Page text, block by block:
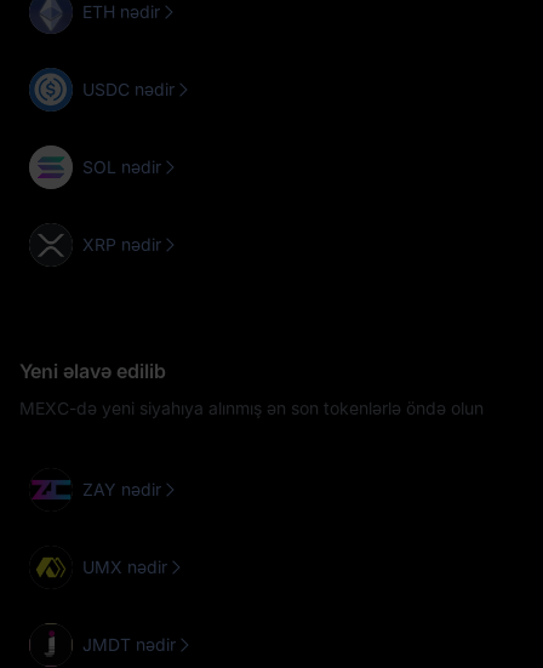
ETH nədir
USDC nədir
SOL nədir
XRP nədir
Yeni əlavə edilib
MEXC-də yeni siyahıya alınmış ən son tokenlərlə öndə olun
ZAY nədir
UMX nədir
JMDT nədir